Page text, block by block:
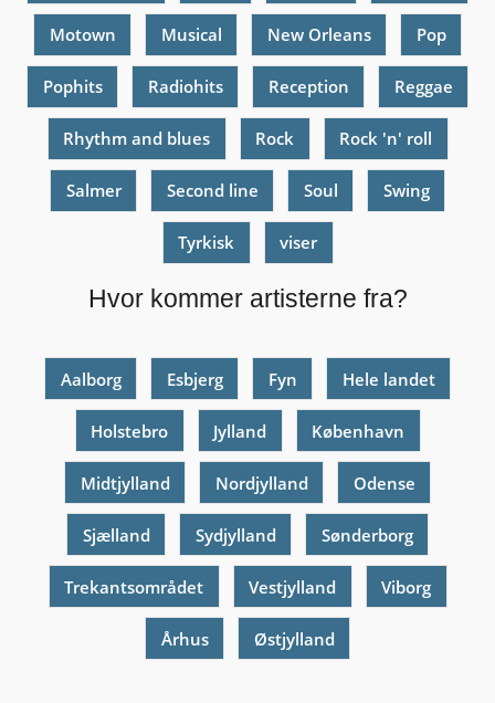
Motown Musical New Orleans Pop
Pophits Radiohits Reception Reggae
Rhythm and blues Rock Rock 'n' roll
Salmer Second line Soul Swing
Tyrkisk viser
Hvor kommer artisterne fra?
Aalborg Esbjerg Fyn Hele landet
Holstebro Jylland København
Midtjylland Nordjylland Odense
Sjælland Sydjylland Sønderborg
Trekantsområdet Vestjylland Viborg
Århus Østjylland